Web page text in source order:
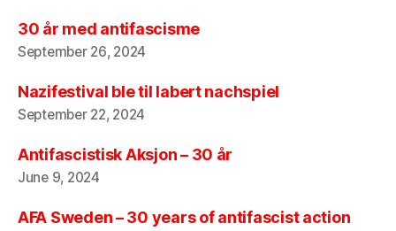
30 år med antifascisme
September 26, 2024
Nazifestival ble til labert nachspiel
September 22, 2024
Antifascistisk Aksjon – 30 år
June 9, 2024
AFA Sweden – 30 years of antifascist action